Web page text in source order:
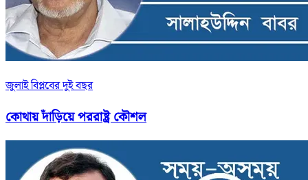
জুলাই বিপ্লবের দুই বছর
কোথায় দাঁড়িয়ে পররাষ্ট্র কৌশল